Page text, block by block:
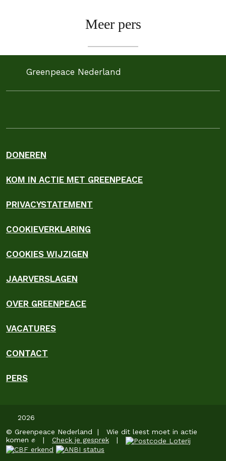
Meer pers
Greenpeace Nederland
DONEREN
KOM IN ACTIE MET GREENPEACE
PRIVACYSTATEMENT
COOKIEVERKLARING
COOKIES WIJZIGEN
JAARVERSLAGEN
OVER GREENPEACE
VACATURES
CONTACT
PERS
2026
© Greenpeace Nederland | Wie dit leest moet in actie
komen ✊ | Check je gesprek |